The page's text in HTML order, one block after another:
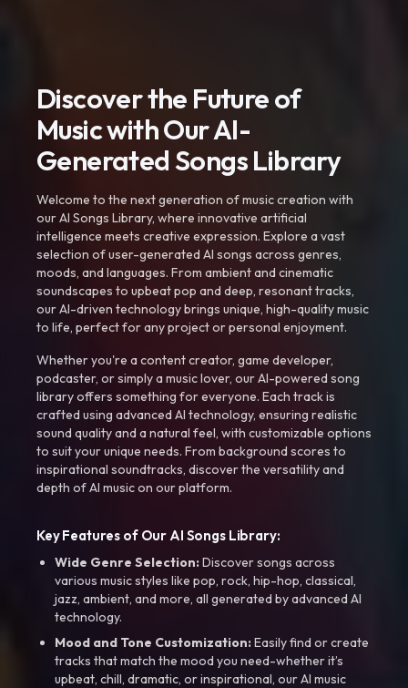
Discover the Future of
Music with Our AI-
Generated Songs Library
Welcome to the next generation of music creation with
our AI Songs Library, where innovative artificial
intelligence meets creative expression. Explore a vast
selection of user-generated AI songs across genres,
moods, and languages. From ambient and cinematic
soundscapes to upbeat pop and deep, resonant tracks,
our AI-driven technology brings unique, high-quality music
to life, perfect for any project or personal enjoyment.
Whether you're a content creator, game developer,
podcaster, or simply a music lover, our AI-powered song
library offers something for everyone. Each track is
crafted using advanced AI technology, ensuring realistic
sound quality and a natural feel, with customizable options
to suit your unique needs. From background scores to
inspirational soundtracks, discover the versatility and
depth of AI music on our platform.
Key Features of Our AI Songs Library:
Wide Genre Selection:Discover songs across
various music styles like pop, rock, hip-hop, classical,
jazz, ambient, and more, all generated by advanced AI
technology.
Mood and Tone Customization:Easily find or create
tracks that match the mood you need-whether it’s
upbeat, chill, dramatic, or inspirational, our AI music